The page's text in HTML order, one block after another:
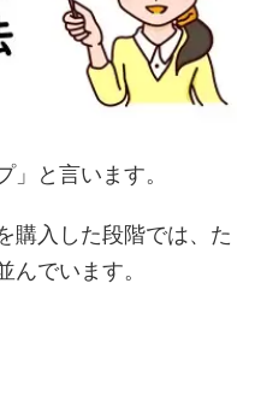
と言います。
購入した段階では、た
んでいます。